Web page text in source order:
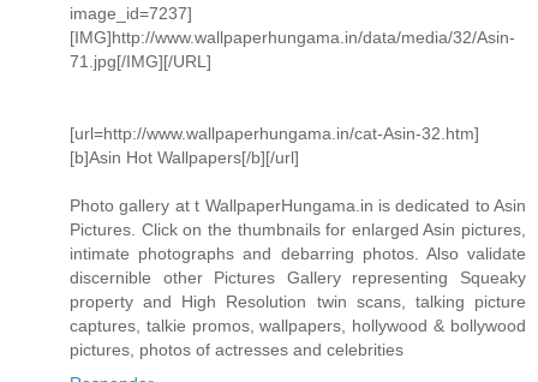
image_id=7237]
[IMG]http://www.wallpaperhungama.in/data/media/32/Asin-
71.jpg[/IMG][/URL]
[url=http://www.wallpaperhungama.in/cat-Asin-32.htm]
[b]Asin Hot Wallpapers[/b][/url]
Photo gallery at t WallpaperHungama.in is dedicated to Asin
Pictures. Click on the thumbnails for enlarged Asin pictures,
intimate photographs and debarring photos. Also validate
discernible other Pictures Gallery representing Squeaky
property and High Resolution twin scans, talking picture
captures, talkie promos, wallpapers, hollywood & bollywood
pictures, photos of actresses and celebrities